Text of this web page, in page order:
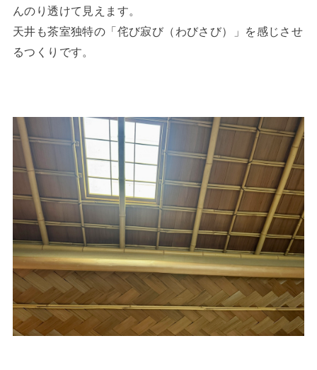
んのり透けて見えます。
天井も茶室独特の「侘び寂び（わびさび）」を感じさせ
るつくりです。